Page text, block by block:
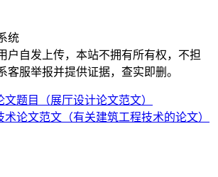
统
户自发上传，本站不拥有所有权，不担
客服举报并提供证据，查实即删。
文题目（展厅设计论文范文）
术论文范文（有关建筑工程技术的论文）